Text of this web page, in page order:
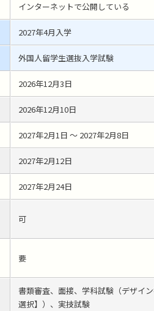
インターネットで公開している
2027年4月入学
外国人留学生選抜入学試験
2026年12月3日
2026年12月10日
2027年2月1日 ～ 2027年2月8日
2027年2月12日
2027年2月24日
可
要
書類審査、面接、学科試験（デザイ
選択】）、実技試験